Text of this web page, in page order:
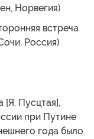
Норвегия)
встреча
Россия)
[Я. Пусцтая],
при Путине
года было